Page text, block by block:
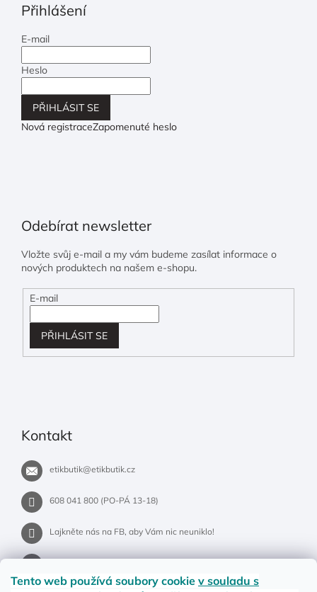
Tento web používá soubory cookie v souladu s
Přihlášení
E-mail
Heslo
PŘIHLÁSIT SE
Nová registraceZapomenuté heslo
Odebírat newsletter
Vložte svůj e-mail a my vám budeme zasílat informace o
nových produktech na našem e-shopu.
E-mail
PŘIHLÁSIT SE
Kontakt
etikbutik@etikbutik.cz
608 041 800 (PO-PÁ 13-18)
Lajkněte nás na FB, aby Vám nic neuniklo!